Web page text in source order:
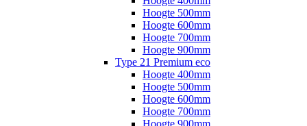
Hoogte 500mm
Hoogte 600mm
Hoogte 700mm
Hoogte 900mm
Type 21 Premium eco
Hoogte 400mm
Hoogte 500mm
Hoogte 600mm
Hoogte 700mm
Hoogte 900mm